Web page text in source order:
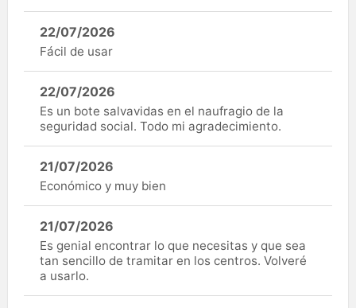
22/07/2026
Fácil de usar
22/07/2026
Es un bote salvavidas en el naufragio de la
seguridad social. Todo mi agradecimiento.
21/07/2026
Económico y muy bien
21/07/2026
Es genial encontrar lo que necesitas y que sea
tan sencillo de tramitar en los centros. Volveré
a usarlo.